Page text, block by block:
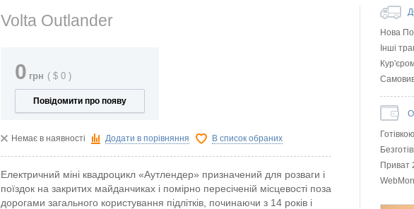
Нова
Інші
Приват
Volta Outlander
0 грн ( $ 0 )
Повідомити про появу
Немає в наявності Додати в порівняння В список обраних
Електричний міні квадроцикл «Аутлендер» призначений для розваги і
поїздок на закритих майданчиках і помірно пересіченій місцевості поза
дорогами загального користування підлітків, починаючи з 14 років і